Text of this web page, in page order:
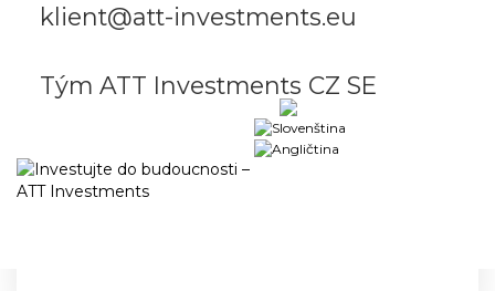
klient@att-investments.eu
Tým ATT Investments CZ SE